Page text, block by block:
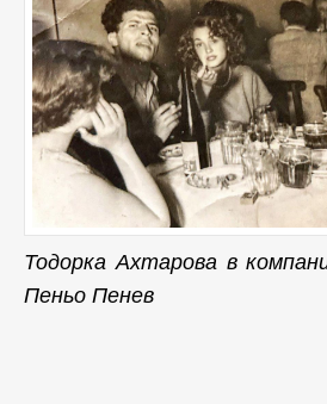
Тодорка Ахтарова в
Пеньо Пенев